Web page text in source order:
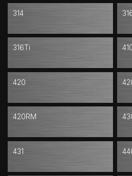
314
316Ti
420
420RM
431